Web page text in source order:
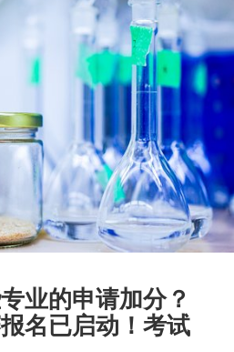
业的申请加分？
名已启动！考试